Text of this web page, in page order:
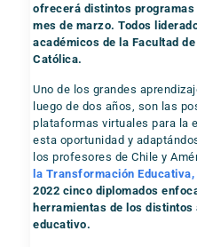
ofrecerá distintos programas
mes de marzo. Todos
académicos de la Facultad
Católica.
Uno de los grandes
luego de dos años, son las
plataformas virtuales para la
esta oportunidad y
los profesores de Chile y
la Transformación Educativa,
2022 cinco diplomados
herramientas de los
educativo.